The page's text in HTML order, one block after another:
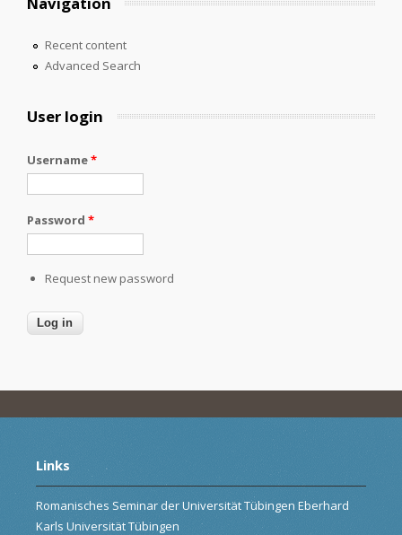
Recent content
Advanced Search
User login
Username*
Password *
Request new password
Links
Romanisches Seminar der Universität Tübingen Eberhard
Karls Universität Tübingen